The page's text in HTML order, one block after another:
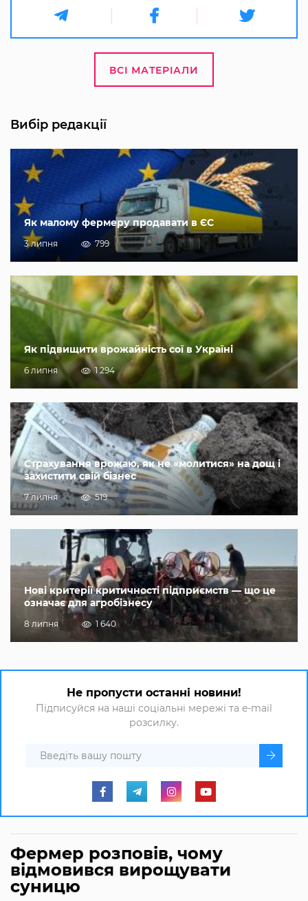
ВСІ МАТЕРІАЛИ
Вибір редакції
Як малому фермеру продавати в ЄС
3 липня 799
Як підвищити врожайність сої в Україні
6 липня 1 294
Страхування врожаю, як не «молитися» на дощ і
захистити свій бізнес
7 липня 519
Нові критерії критичності підприємств — що це
означає для агробізнесу
8 липня 1 640
Не пропусти останні новини!
Підписуйся на наші соціальні мережі та e-mail
розсилку.
Фермер розповів, чому
відмовився вирощувати
суницю